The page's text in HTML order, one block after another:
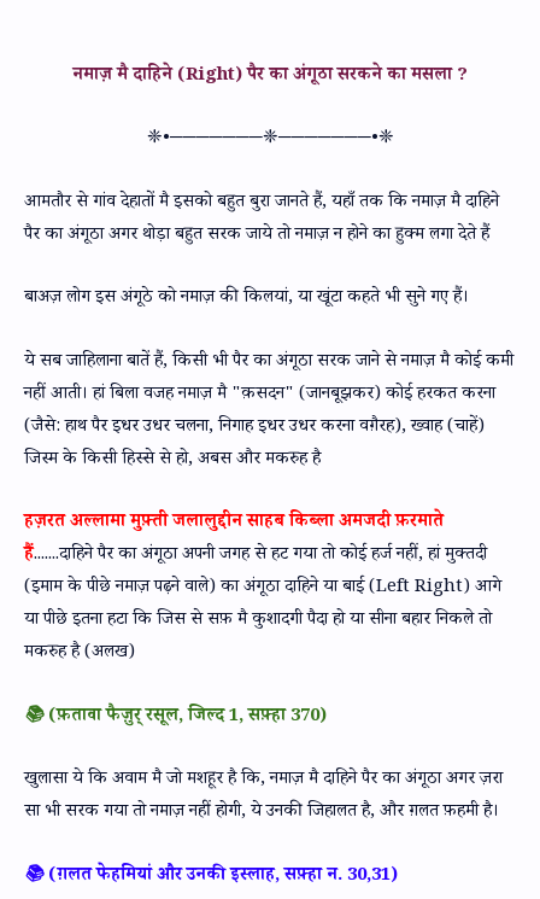
नमाज़ मै दाहिने (Right) पैर का अंगूठा सरकने का मसला ?
❈•───────❈───────•❈
आमतौर से गांव देहातों मै इसको बहुत बुरा जानते हैं, यहाँ तक कि नमाज़ मै दाहिने
पैर का अंगूठा अगर थोड़ा बहुत सरक जाये तो नमाज़ न होने का हुक्म लगा देते हैं
बाअज़ लोग इस अंगूठे को नमाज़ की किलयां, या खूंटा कहते भी सुने गए हैं।
ये सब जाहिलाना बातें हैं, किसी भी पैर का अंगूठा सरक जाने से नमाज़ मै कोई कमी
नहीं आती। हां बिला वजह नमाज़ मै "क़सदन" (जानबूझकर) कोई हरकत करना
(जैसे: हाथ पैर इधर उधर चलना, निगाह इधर उधर करना वग़ैरह), ख्वाह (चाहें)
जिस्म के किसी हिस्से से हो, अबस और मकरुह है
हज़रत अल्लामा मुफ़्ती जलालुद्दीन साहब किब्ला अमजदी फ़रमाते
हैं.......दाहिने पैर का अंगूठा अपनी जगह से हट गया तो कोई हर्ज नहीं, हां मुक्तदी
(इमाम के पीछे नमाज़ पढ़ने वाले) का अंगूठा दाहिने या बाईं (Left Right) आगे
या पीछे इतना हटा कि जिस से सफ़ मै कुशादगी पैदा हो या सीना बहार निकले तो
मकरुह है (अलख)
📚 (फ़तावा फैज़ुर् रसूल, जिल्द 1, सफ़्हा 370)
खुलासा ये कि अवाम मै जो मशहूर है कि, नमाज़ मै दाहिने पैर का अंगूठा अगर ज़रा
सा भी सरक गया तो नमाज़ नहीं होगी, ये उनकी जिहालत है, और ग़लत फ़हमी है।
📚 (ग़लत फेहमियां और उनकी इस्लाह, सफ़्हा न. 30,31)